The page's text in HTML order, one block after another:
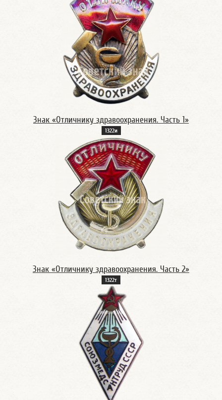
Знак «Отличнику здравоохранения. Часть 1»
1322и
Знак «Отличнику здравоохранения. Часть 2»
1322т